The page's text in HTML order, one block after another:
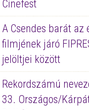
Cinefest
A Csendes barát az
filmjének járó
jelöltjei között
Rekordszámú
33. Országos/